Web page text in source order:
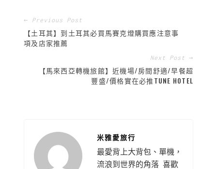
← Previous Post
【土耳其】到土耳其必買馬賽克燈購買應注意事
項及店家推薦
Next Post →
【馬來西亞轉機旅館】近機場/房間舒適/早餐超
豐盛/價格實在必推TUNE HOTEL
米雅愛旅行
最愛背上大背包、單機，
流浪到世界的角落 喜歡